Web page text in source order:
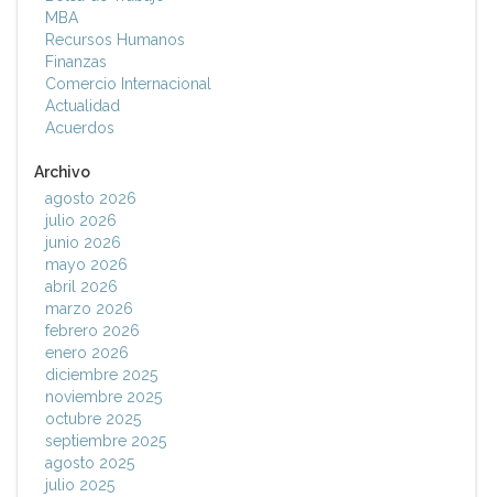
MBA
Recursos Humanos
Finanzas
Comercio Internacional
Actualidad
Acuerdos
Archivo
agosto 2026
julio 2026
junio 2026
mayo 2026
abril 2026
marzo 2026
febrero 2026
enero 2026
diciembre 2025
noviembre 2025
octubre 2025
septiembre 2025
agosto 2025
julio 2025